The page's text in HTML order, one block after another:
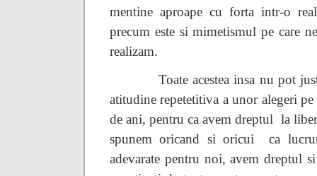
mentine aproape cu forta intr-o
precum este si mimetismul pe care
realizam.
Toate acestea insa nu pot
atitudine repetetitiva a unor alegeri pe
de ani, pentru ca avem dreptul la
spunem oricand si oricui ca
adevarate pentru noi, avem dreptul